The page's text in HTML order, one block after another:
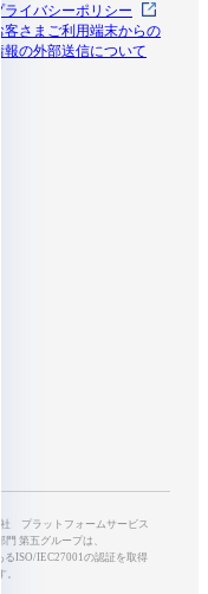
プライバシーポリシー
お客さまご利用端末からの
情報の外部送信について
社 プラットフォームサービス
第五グループは、
るISO/IEC27001の認証を取得
。